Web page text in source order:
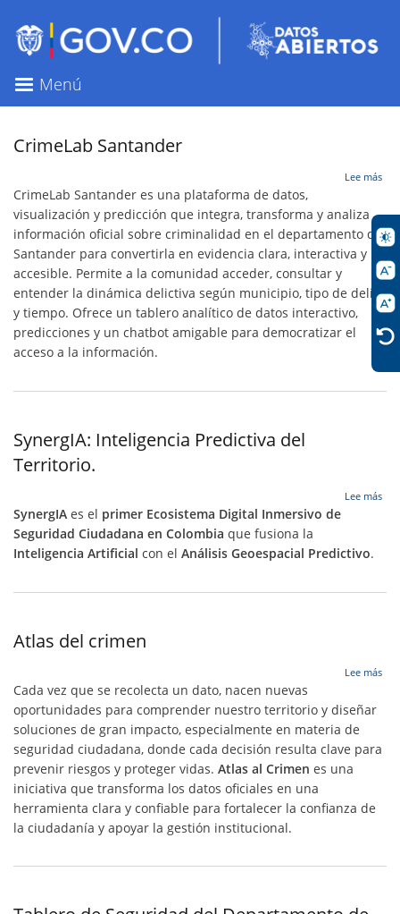
contenido
principal
Menú
CrimeLab Santander
Lee más
CrimeLab Santander es una plataforma de datos,
visualización y predicción que integra, transforma y analiza
información oficial sobre criminalidad en el departamento de
Santander para convertirla en evidencia clara, interactiva y
accesible. Permite a la comunidad acceder, consultar y
entender la dinámica delictiva según municipio, tipo de delito
y tiempo. Ofrece un tablero analítico de datos interactivo,
predicciones y un chatbot amigable para democratizar el
acceso a la información.
SynergIA: Inteligencia Predictiva del
Territorio.
Lee más
SynergIA es el primer Ecosistema Digital Inmersivo de
Seguridad Ciudadana en Colombia que fusiona la
Inteligencia Artificial con el Análisis Geoespacial Predictivo.
Atlas del crimen
Lee más
Cada vez que se recolecta un dato, nacen nuevas
oportunidades para comprender nuestro territorio y diseñar
soluciones de gran impacto, especialmente en materia de
seguridad ciudadana, donde cada decisión resulta clave para
prevenir riesgos y proteger vidas. Atlas al Crimen es una
iniciativa que transforma los datos oficiales en una
herramienta clara y confiable para fortalecer la confianza de
la ciudadanía y apoyar la gestión institucional.